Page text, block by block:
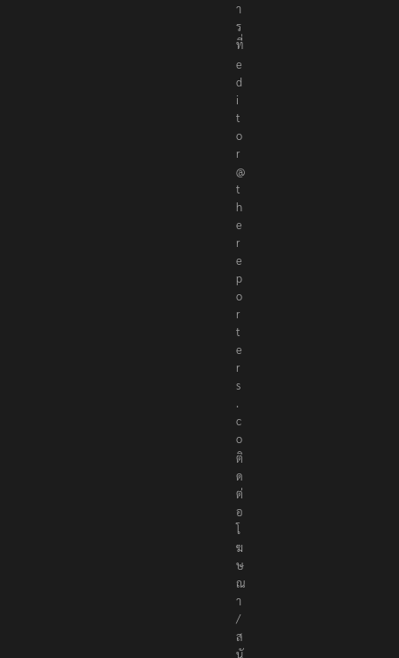
า
ร
ที่
e
d
i
t
o
r
@
t
h
e
r
e
p
o
r
t
e
r
s
.
c
o
ติ
ด
ต่
อ
โ
ฆ
ษ
ณ
า
/
ส
นั